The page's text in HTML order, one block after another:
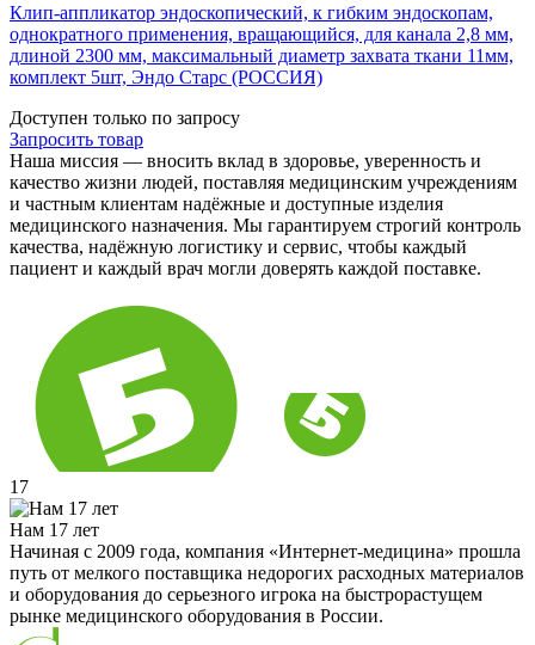
Клип-аппликатор эндоскопический, к гибким эндоскопам,
однократного применения, вращающийся, для канала 2,8 мм,
длиной 2300 мм, максимальный диаметр захвата ткани 11мм,
комплект 5шт, Эндо Старс (РОССИЯ)
Доступен только по запросу
Запросить товар
Наша миссия — вносить вклад в здоровье, уверенность и
качество жизни людей, поставляя медицинским учреждениям
и частным клиентам надёжные и доступные изделия
медицинского назначения. Мы гарантируем строгий контроль
качества, надёжную логистику и сервис, чтобы каждый
пациент и каждый врач могли доверять каждой поставке.
17
Нам 17 лет
Начиная с 2009 года, компания «Интернет-медицина» прошла
путь от мелкого поставщика недорогих расходных материалов
и оборудования до серьезного игрока на быстрорастущем
рынке медицинского оборудования в России.